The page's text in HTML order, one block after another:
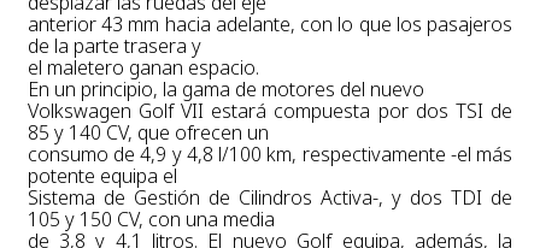
anterior 43 mm hacia adelante, con lo que los pasajeros
de la parte trasera y
el maletero ganan espacio.
En un principio, la gama de motores del nuevo
Volkswagen Golf VII estará compuesta por dos TSI de
85 y 140 CV, que ofrecen un
consumo de 4,9 y 4,8 l/100 km, respectivamente -el más
potente equipa el
Sistema de Gestión de Cilindros Activa-, y dos TDI de
105 y 150 CV, con una media
de 3,8 y 4,1 litros. El nuevo Golf equipa, además, la